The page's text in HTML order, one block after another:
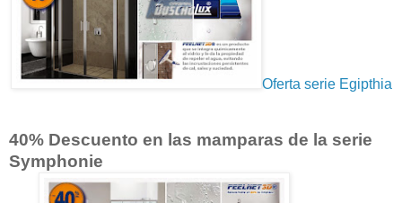
Oferta serie Egipthia
40% Descuento en las mamparas de la serie
Symphonie